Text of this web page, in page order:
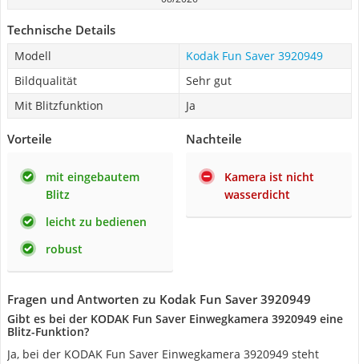
Technische Details
Modell
Kodak Fun Saver 3920949
Bildqualität
Sehr gut
Mit Blitzfunktion
Ja
Vorteile
mit eingebautem
Blitz
leicht zu bedienen
robust
Nachteile
Kamera ist nicht
wasserdicht
Fragen und Antworten zu Kodak Fun Saver 3920949
Gibt es bei der KODAK Fun Saver Einwegkamera ‎3920949 eine
Blitz-Funktion?
Ja, bei der KODAK Fun Saver Einwegkamera ‎3920949 steht